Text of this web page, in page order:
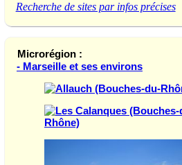
Recherche de sites par infos précises
Microrégion :
- Marseille et ses environs